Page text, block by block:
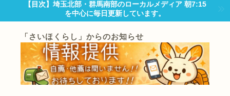
【目次】埼玉北部・群馬南部のローカルメディア 朝7:15
を中心に毎日更新しています。
「さいほくらし」からのお知らせ